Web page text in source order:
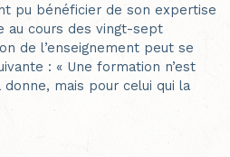
pu bénéficier de son expertise
au cours des vingt-sept
de l’enseignement peut se
: « Une formation n’est
mais pour celui qui la